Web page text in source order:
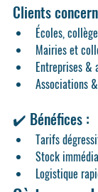
Clients
Écoles,
Mairies et
Entreprises &
Associations
✔️ Bénéfices :
Tarifs
Stock
Logistique